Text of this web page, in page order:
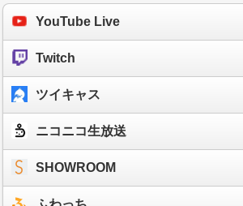
YouTube Live
Twitch
ツイキャス
ニコニコ生放送
SHOWROOM